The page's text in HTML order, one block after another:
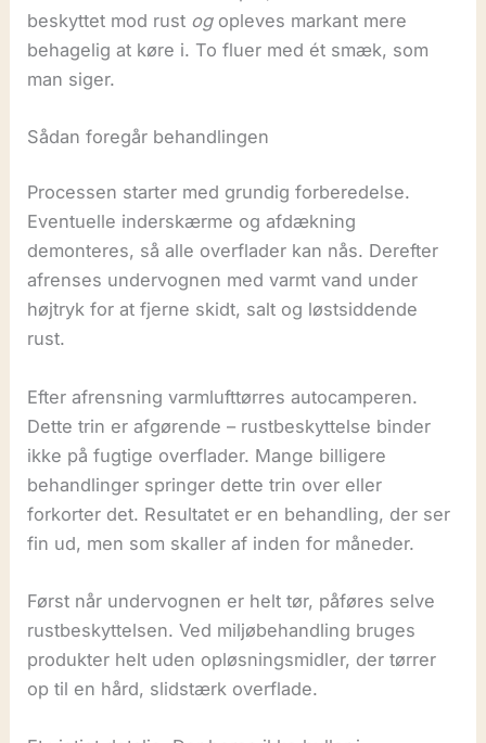
beskyttet mod rust ogopleves markant mere
behagelig at køre i. To fluer med ét smæk, som
man siger.
Sådan foregår behandlingen
Processen starter med grundig forberedelse.
Eventuelle inderskærme og afdækning
demonteres, så alle overflader kan nås. Derefter
afrenses undervognen med varmt vand under
højtryk for at fjerne skidt, salt og løstsiddende
rust.
Efter afrensning varmlufttørres autocamperen.
Dette trin er afgørende – rustbeskyttelse binder
ikke på fugtige overflader. Mange billigere
behandlinger springer dette trin over eller
forkorter det. Resultatet er en behandling, der ser
fin ud, men som skaller af inden for måneder.
Først når undervognen er helt tør, påføres selve
rustbeskyttelsen. Ved miljøbehandling bruges
produkter helt uden opløsningsmidler, der tørrer
op til en hård, slidstærk overflade.